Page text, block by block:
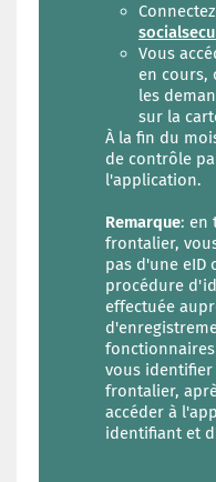
Vous
en cours,
les
sur la
À la fin du
de contrôle
l'application.
Remarque: en
frontalier,
pas d'une eID
procédure
effectuée
vous
frontalier,
accéder à
identifiant et